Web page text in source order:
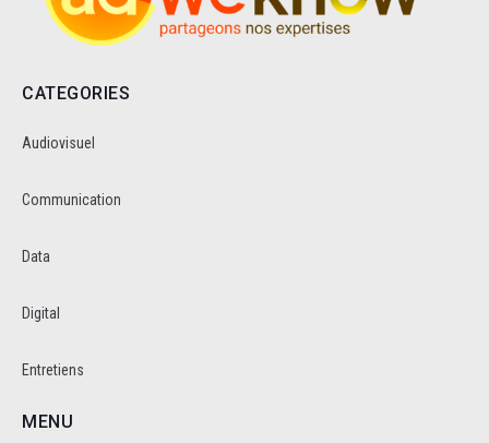
CATEGORIES
Audiovisuel
Communication
Data
Digital
Entretiens
MENU